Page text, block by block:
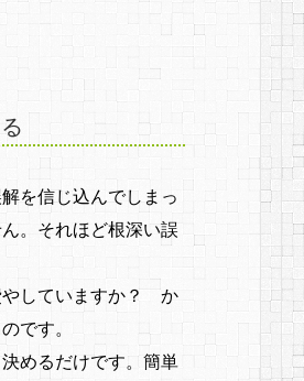
を信じ込んでしまっ
。それほど根深い誤
やしていますか？ か
です。
めるだけです。簡単